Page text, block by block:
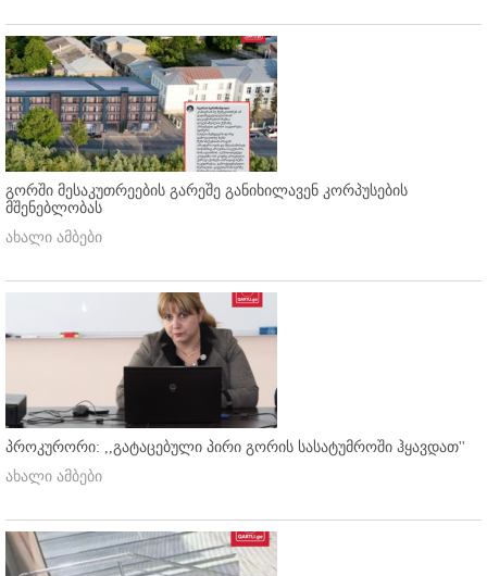
გორში მესაკუთრეების გარეშე განიხილავენ კორპუსების
მშენებლობას
ახალი ამბები
პროკურორი: ,,გატაცებული პირი გორის სასატუმროში ჰყავდათ''
ახალი ამბები